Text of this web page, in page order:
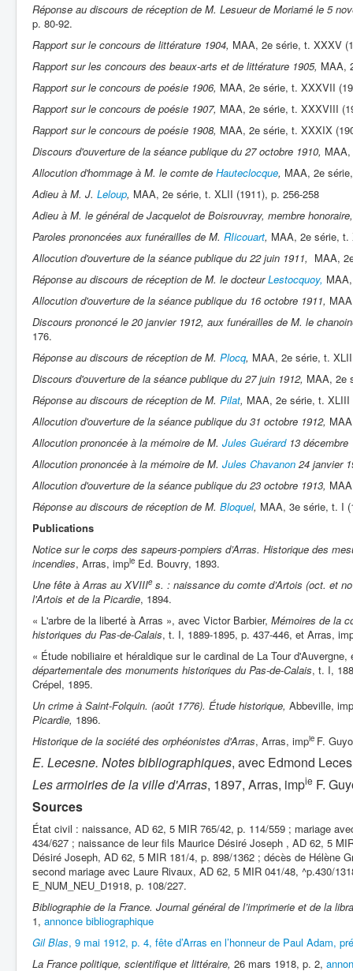
Réponse au discours de réception de M. Lesueur de Moriamé le 5
p. 80-92.
Rapport sur le concours de littérature 1904, MAA, 2e série, t. XXXV
Rapport sur les concours des beaux-arts et de littérature 1905, MAA,
Rapport sur le concours de poésie 1906, MAA, 2e série, t. XXXVII
Rapport sur le concours de poésie 1907, MAA, 2e série, t. XXXVIII
Rapport sur le concours de poésie 1908, MAA, 2e série, t. XXXIX
Discours d'ouverture de la séance publique du 27 octobre 1910,
Allocution d'hommage à M. le comte de Hauteclocque, MAA, 2e
Adieu à M. J. Leloup, MAA, 2e série, t. XLII (1911), p. 256-258
Adieu à M. le général de Jacquelot de Boisrouvray, membre
Paroles prononcées aux funérailles de M. RIicouart, MAA, 2e série, t.
Allocution d'ouverture de la séance publique du 22 juin 1911, MAA,
Réponse au discours de réception de M. le docteurLestocquoy,
Allocution d'ouverture de la séance publique du 16 octobre 1911,
Discours prononcé le 20 janvier 1912, aux funérailles de M. le
176.
Réponse au discours de réception de M. Plocq, MAA, 2e série, t.
Discours d'ouverture de la séance publique du 27 juin 1912, MAA, 2e
Réponse au discours de réception de M. Pilat, MAA, 2e série, t. XLIII
Allocution d'ouverture de la séance publique du 31 octobre 1912,
Allocution prononcée à la mémoire de M. Jules Guérard13 décembre
Allocution prononcée à la mémoire de M. Jules Chavanon 24 janvier
Allocution d'ouverture de la séance publique du 23 octobre 1913,
Réponse au discours de réception de M. Bloquel, MAA, 3e série, t. I
Publications
Notice sur le corps des sapeurs-pompiers d’Arras. Historique des
incendies, Arras, impie Ed. Bouvry, 1893.
Une fête à Arras au XVIIIe s. : naissance du comte d’Artois (oct. et
l'Artois et de la Picardie, 1894.
« L'arbre de la liberté à Arras », avec Victor Barbier, Mémoires de la
historiques du Pas-de-Calais, t. I, 1889-1895, p. 437-446, et Arras,
« Étude nobiliaire et héraldique sur le cardinal de La Tour
départementale des monuments historiques du Pas-de-Calais, t. I,
Crépel, 1895.
Un crime à Saint-Folquin. (août 1776). Étude historique, Abbeville, imp
Picardie, 1896.
Historique de la société des orphéonistes d'Arras, Arras, impie F.
E. Lecesne. Notes bibliographiques, avec Edmond
Les armoiries de la ville d'Arras, 1897, Arras, impie F.
Sources
État civil : naissance, AD 62, 5 MIR 765/42, p. 114/559 ; mariage
434/627 ; naissance de leur fils Maurice Désiré Joseph , AD 62, 5
Désiré Joseph, AD 62, 5 MIR 181/4, p. 898/1362 ; décès de Hélène
second mariage avec Laure Rivaux, AD 62, 5 MIR 041/48, ^p.430/
E_NUM_NEU_D1918, p. 108/227.
Bibliographie de la France. Journal général de l’imprimerie et de la
1, annonce bibliographique
Gil Blas, 9 mai 1912, p. 4, fête d’Arras en l’honneur de Paul Adam,
La France politique, scientifique et littéraire, 26 mars 1918, p. 2,